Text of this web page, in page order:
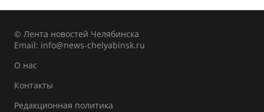
© Лента новостей Челябинска
Email: info@news-chelyabinsk.ru
О нас
Контакты
Редакционная политика